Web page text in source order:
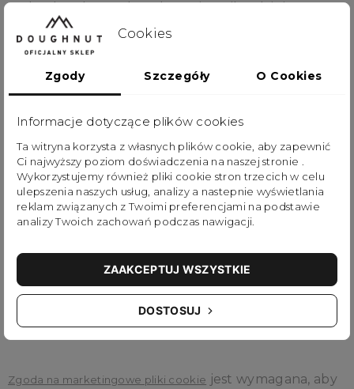
Styl Colorado to zdecydowanie najbardziej
charakterystyczny plecak z katalogu marki
Doughnut, inspirowany amerykańskimi skautami.
ściągaczem z liny oraz zabezpieczona klapą z
metalowymi zatrzaskami. Dzięki swojej konstrukcji
pokrywa plecaka wraz z kieszenią posiadająca
szybki dostęp zwiększa pojemność plecaka o 40%, a
dodatkowe paski boczne, idące od klamr, pozwalają
sprzętu. Maksymalną wytrzymałość zawdzięcza
odpornemu na wodę materiałowi 600D Polyester.
Zgoda na marketingowe pliki cookie jest wymagana, aby
Cookies
Zgody Szczegóły O Cookies
Informacje dotyczące plików cookies
Ta witryna korzysta z własnych plików cookie, aby zapewnić
Ci najwyższy poziom doświadczenia na naszej stronie .
Wykorzystujemy również pliki cookie stron trzecich w celu
ulepszenia naszych usług, analizy a nastepnie wyświetlania
reklam związanych z Twoimi preferencjami na podstawie
analizy Twoich zachowań podczas nawigacji.
DOSTOSUJ
ZAAKCEPTUJ WSZYSTKIE